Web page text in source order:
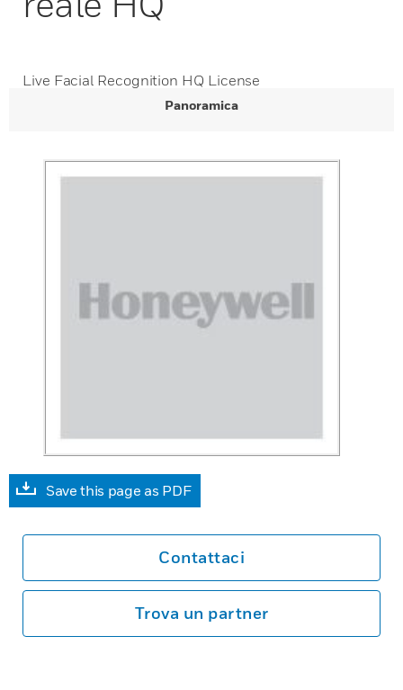
Live Facial Recognition HQ License
Panoramica
Save this page as PDF
Contattaci
Trova un partner